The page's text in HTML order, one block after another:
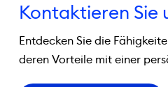
Kontaktieren Sie
Entdecken Sie die
deren Vorteile mit einer